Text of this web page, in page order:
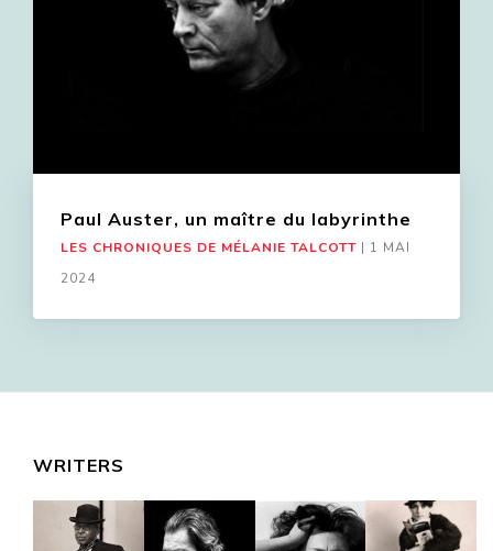
Paul Auster, un maître du labyrinthe
LES CHRONIQUES DE MÉLANIE TALCOTT | 1 MAI
2024
WRITERS